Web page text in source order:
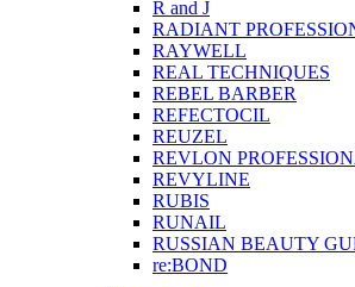
R and J
RADIANT
RAYWELL
REAL TECHNIQUES
REBEL BARBER
REFECTOCIL
REUZEL
REVLON
REVYLINE
RUBIS
RUNAIL
RUSSIAN BEAUTY
re:BOND